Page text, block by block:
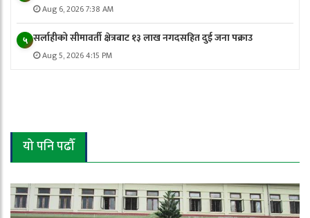
Aug 6, 2026 7:38 AM
५ सर्लाहीको सीमावर्ती क्षेत्रबाट १३ लाख नगदसहित दुई जना पक्राउ
Aug 5, 2026 4:15 PM
यो पनि पढौँ